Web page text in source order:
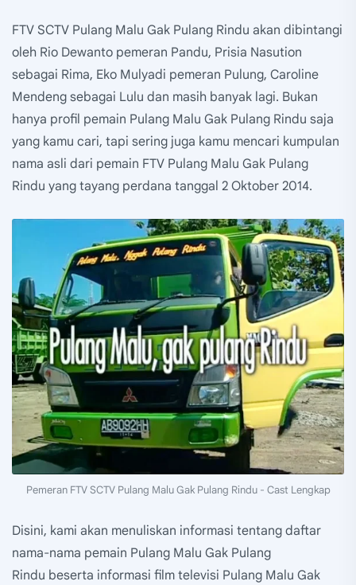
FTV SCTV Pulang Malu Gak Pulang Rindu akan dibintangi
oleh Rio Dewanto pemeran Pandu, Prisia Nasution
sebagai Rima, Eko Mulyadi pemeran Pulung, Caroline
Mendeng sebagai Lulu dan masih banyak lagi. Bukan
hanya profil pemain Pulang Malu Gak Pulang Rindu saja
yang kamu cari, tapi sering juga kamu mencari kumpulan
nama asli dari pemain FTV Pulang Malu Gak Pulang
Rindu yang tayang perdana tanggal 2 Oktober 2014.
Pemeran FTV SCTV Pulang Malu Gak Pulang Rindu - Cast Lengkap
Disini, kami akan menuliskan informasi tentang daftar
nama-nama pemain Pulang Malu Gak Pulang
Rindu beserta informasi film televisi Pulang Malu Gak